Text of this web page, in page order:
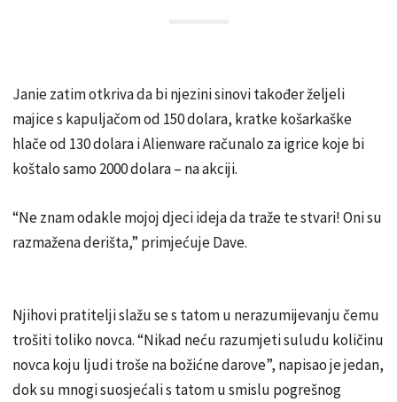
Janie zatim otkriva da bi njezini sinovi također željeli
majice s kapuljačom od 150 dolara, kratke košarkaške
hlače od 130 dolara i Alienware računalo za igrice koje bi
koštalo samo 2000 dolara – na akciji.
“Ne znam odakle mojoj djeci ideja da traže te stvari! Oni su
razmažena derišta,” primjećuje Dave.
Njihovi pratitelji slažu se s tatom u nerazumijevanju čemu
trošiti toliko novca. “Nikad neću razumjeti suludu količinu
novca koju ljudi troše na božićne darove”, napisao je jedan,
dok su mnogi suosjećali s tatom u smislu pogrešnog